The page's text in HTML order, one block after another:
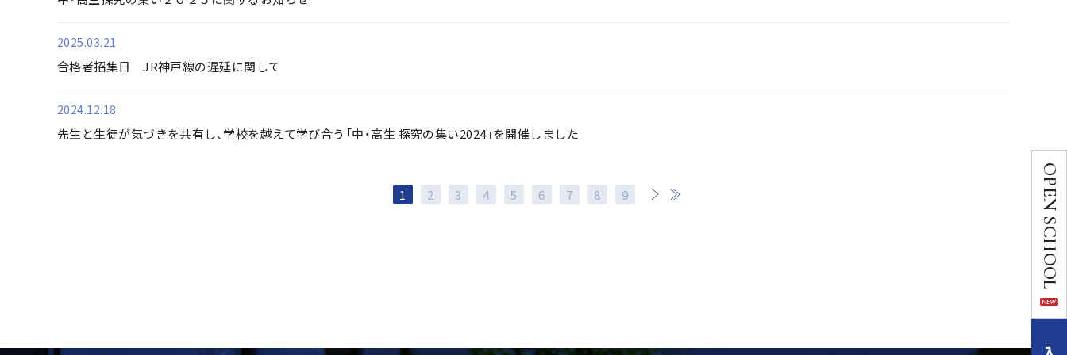
OPEN SCHOOL
2025.03.21
合格者招集日 JR神戸線の遅延に関して
2024.12.18
先生と生徒が気づきを共有し、学校を越えて学び合う「中・高生 探究の集い2024」を開催しました
1 2 3 4 5 6 7 8 9
次 最後